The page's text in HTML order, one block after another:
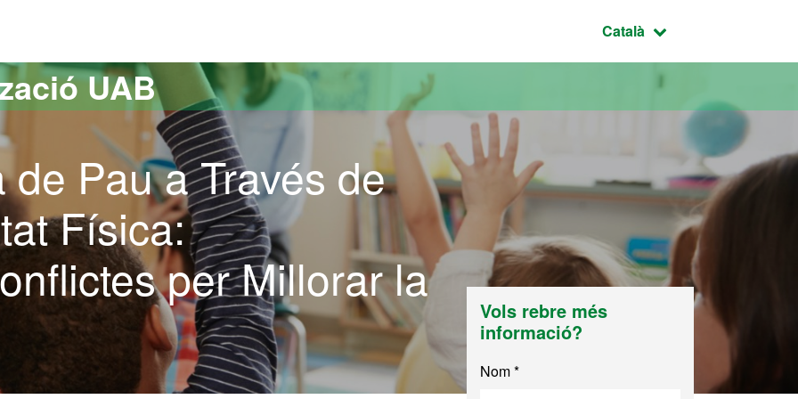
Idioma seleccionat:
Català
UAB
Pau a Través de
Física:
per Millorar la
Vols rebre més
informació?
Nom *